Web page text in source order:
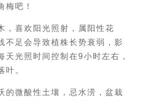
梅吧！
，喜欢阳光照射，属阳性花
不足会导致植株长势衰弱，影
天光照时间控制在9小时左右，
叶。
的微酸性土壤，忌水涝，盆栽